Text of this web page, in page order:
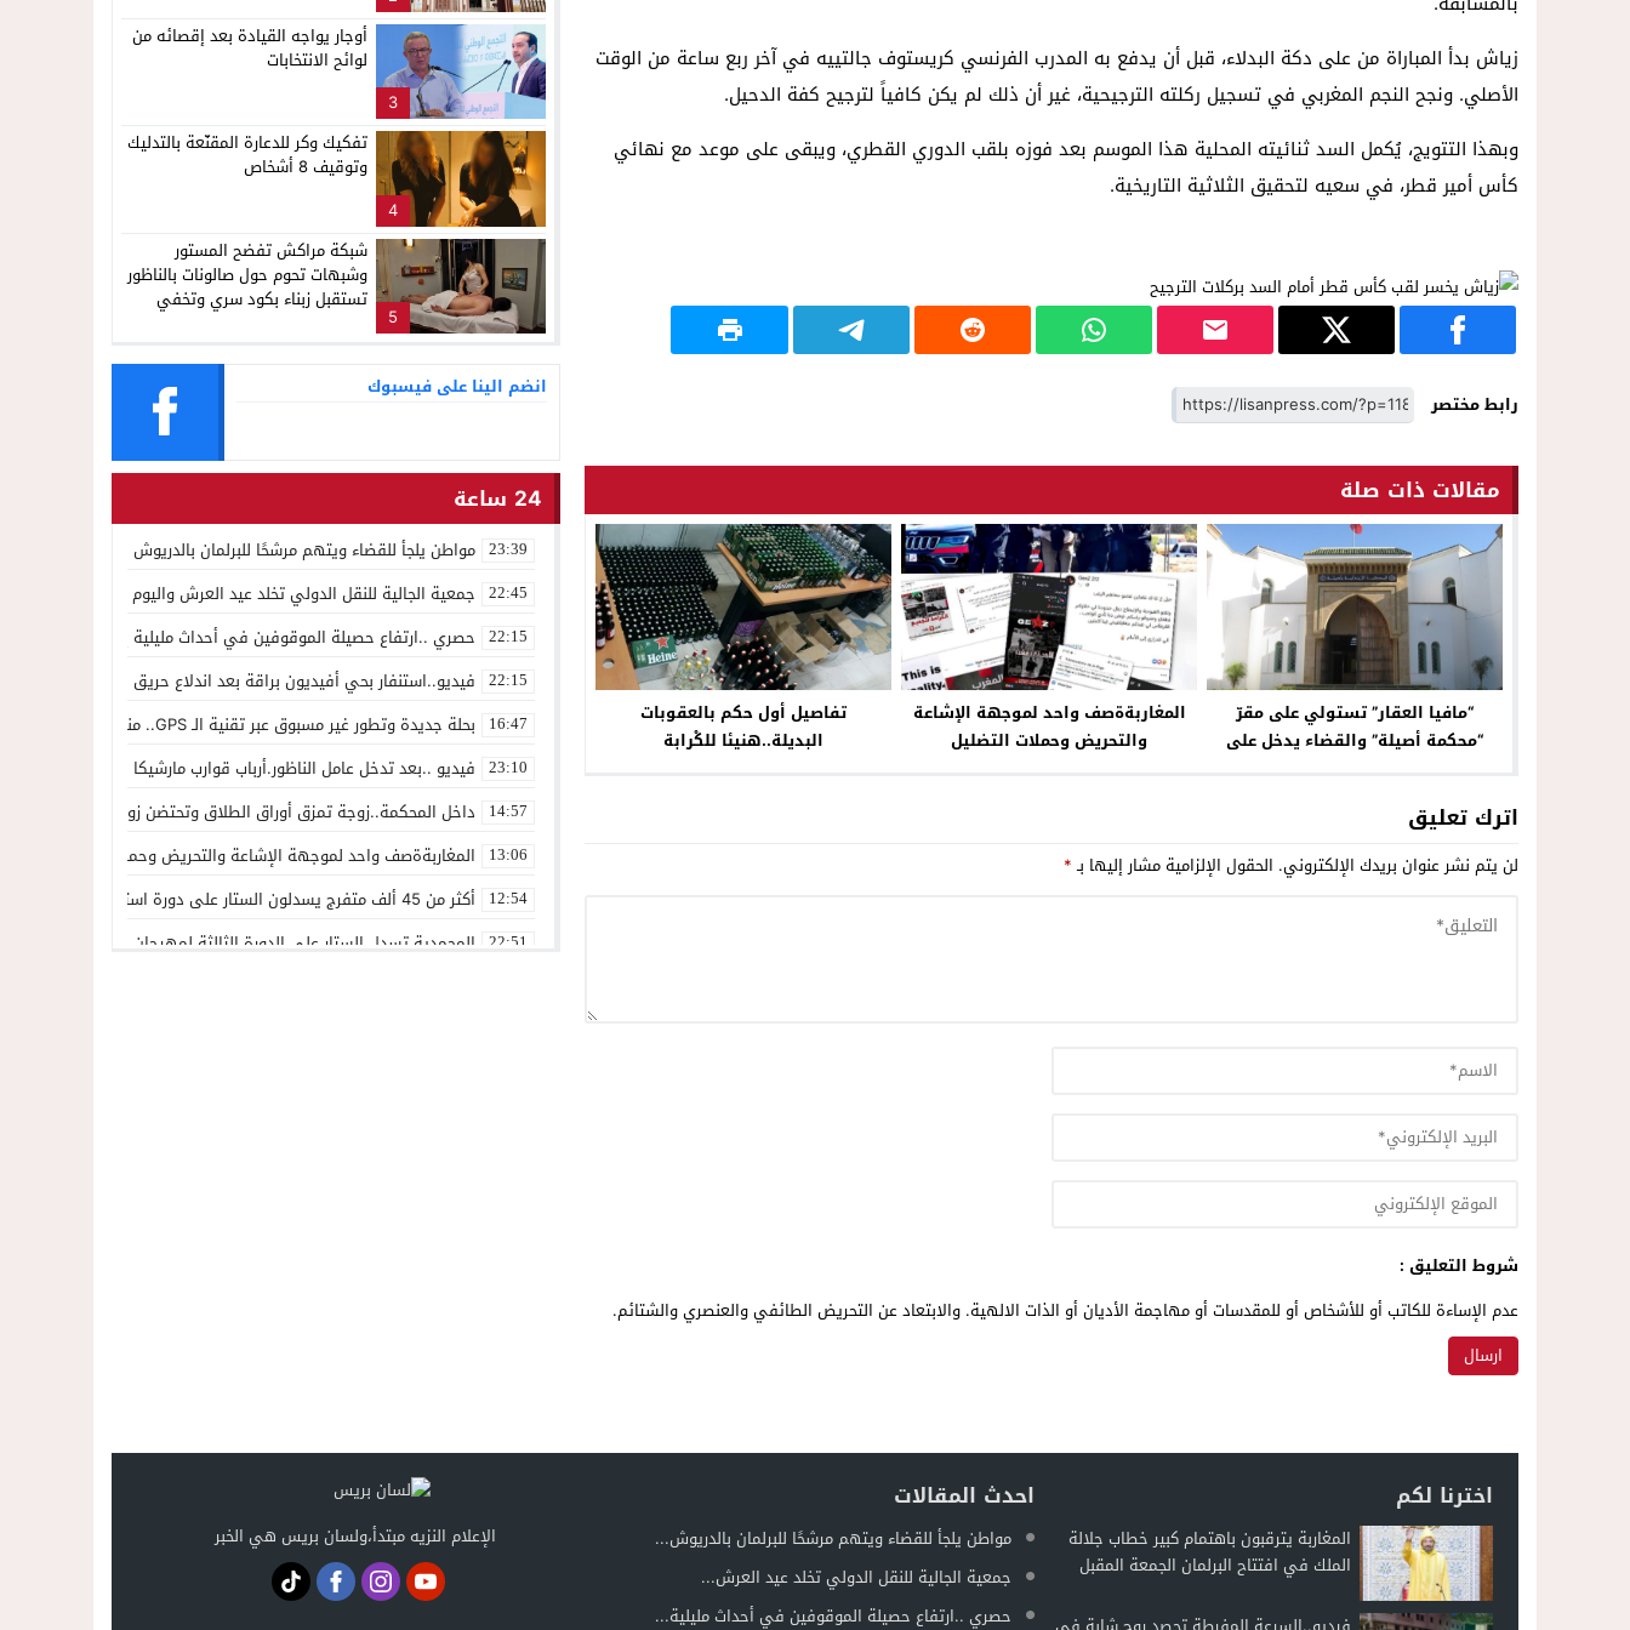
زياش بدأ المباراة من على دكة البدلاء، قبل أن يدفع به المدرب الفرنسي كريستوف جالتييه في آخر ربع ساعة من الوقت
الأصلي. ونجح النجم المغربي في تسجيل ركلته الترجيحية، غير أن ذلك لم يكن كافياً لترجيح كفة الدحيل.
وبهذا التتويج، يُكمل السد ثنائيته المحلية هذا الموسم بعد فوزه بلقب الدوري القطري، ويبقى على موعد مع نهائي
كأس أمير قطر، في سعيه لتحقيق الثلاثية التاريخية.
رابط مختصر
مقالات ذات صلة
“مافيا العقار” تستولي على مقرّ
“محكمة أصيلة” والقضاء يدخل على
المغاربةةصف واحد لموجهة الإشاعة
والتحريض وحملات التضليل
تفاصيل أول حكم بالعقوبات
البديلة..هنيئا للكْرابة
اترك تعليق
لن يتم نشر عنوان بريدك الإلكتروني. الحقول الإلزامية مشار إليها بـ*
شروط التعليق :
عدم الإساءة للكاتب أو للأشخاص أو للمقدسات أو مهاجمة الأديان أو الذات الالهية. والابتعاد عن التحريض الطائفي والعنصري والشتائم.
3
أوجار يواجه القيادة بعد إقصائه من
لوائح الانتخابات
4
تفكيك وكر للدعارة المقنّعة بالتدليك
وتوقيف 8 أشخاص
5
شبكة مراكش تفضح المستور
وشبهات تحوم حول صالونات بالناظور
تستقبل زبناء بكود سري وتخفي
انضم الينا على فيسبوك
24 ساعة
23:39 مواطن يلجأ للقضاء ويتهم مرشحًا للبرلمان بالدريوش بالاستيلاء على 22 مليون سنتيم
22:45 جمعية الجالية للنقل الدولي تخلد عيد العرش واليوم الوطني للمهاجر
22:15 حصري ..ارتفاع حصيلة الموقوفين في أحداث مليلية إلى 82 شخصًا وتحقيقات تقود إلى متابعات جنائية ثقيلة
22:15 فيديو..استنفار بحي أفيديون براقة بعد اندلاع حريق داخل ضيعة فلاحية
16:47 بحلة جديدة وتطور غير مسبوق عبر تقنية الـ GPS.. منصة “مرحباناظور” تعزز مكانتها كوجهة أولى لسكان إقليمي الناظور والدريوش
23:10 فيديو ..بعد تدخل عامل الناظور.أرباب قوارب مارشيكا يعلقون احتجاجهم
14:57 داخل المحكمة..زوجة تمزق أوراق الطلاق وتحتضن زوجها في لحظة
13:06 المغاربةةصف واحد لموجهة الإشاعة والتحريض وحملات التضليل
12:54 أكثر من 45 ألف متفرج يسدلون الستار على دورة استثنائية للمهرجان المتوسطي بالناظور
22:51 المحمدية تسدل الستار على الدورة الثالثة لمهرجان العيطة المرساوية
اخترنا لكم
المغاربة يترقبون باهتمام كبير خطاب جلالة
الملك في افتتاح البرلمان الجمعة المقبل
احدث المقالات
مواطن يلجأ للقضاء ويتهم مرشحًا للبرلمان بالدريوش...
جمعية الجالية للنقل الدولي تخلد عيد العرش...
حصري ..ارتفاع حصيلة الموقوفين في أحداث مليلية...
الإعلام النزيه مبتدأ،ولسان بريس هي الخبر